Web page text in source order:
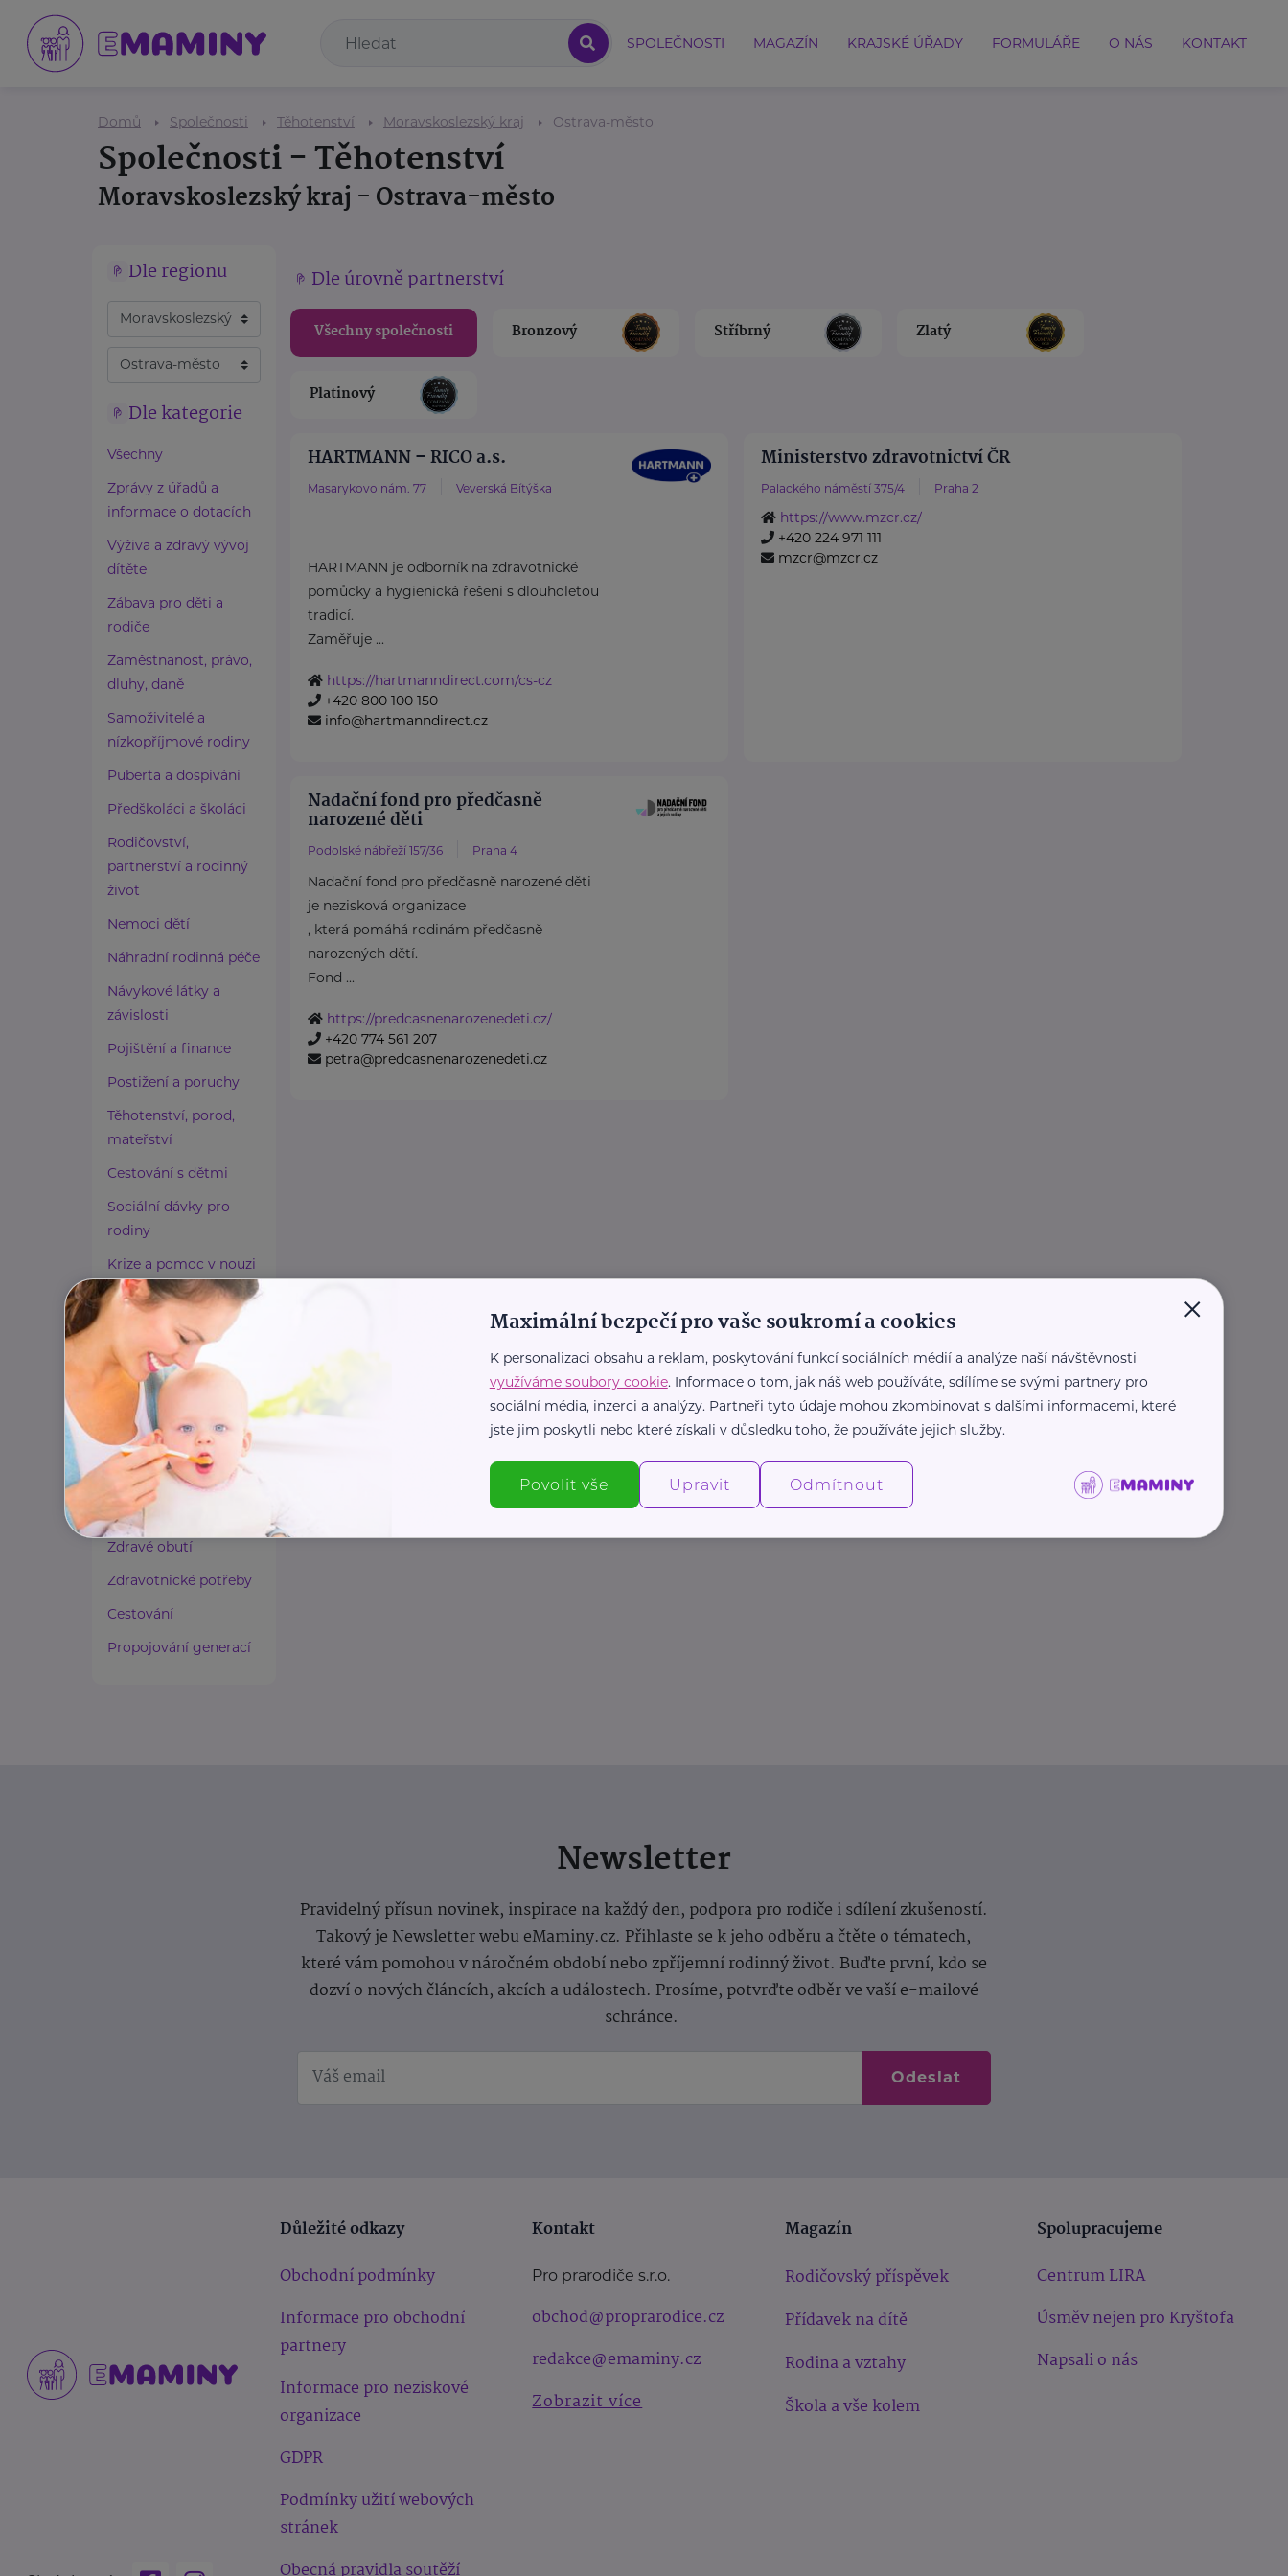
SPOLEČNOSTI MAGAZÍN KRAJSKÉ ÚŘADY FORMULÁŘE O NÁS KONTAKT
Domů Společnosti Těhotenství Moravskoslezský kraj Ostrava-město
Společnosti - Těhotenství
Moravskoslezský kraj - Ostrava-město
Dle regionu
Dle kategorie
Všechny
Zprávy z úřadů a
informace o dotacích
Výživa a zdravý vývoj
dítěte
Zábava pro děti a
rodiče
Zaměstnanost, právo,
dluhy, daně
Samoživitelé a
nízkopříjmové rodiny
Puberta a dospívání
Předškoláci a školáci
Rodičovství,
partnerství a rodinný
život
Nemoci dětí
Náhradní rodinná péče
Návykové látky a
závislosti
Pojištění a finance
Postižení a poruchy
Těhotenství, porod,
mateřství
Cestování s dětmi
Sociální dávky pro
rodiny
Krize a pomoc v nouzi
Paliativní péče
Rady a tipy
Harmonie duše a těla
Zaměstnávání osob ze
zdravotním
postižením
Lázeňství a wellness
Zdravé spaní a sezení
Zdravé obutí
Zdravotnické potřeby
Cestování
Propojování generací
Dle úrovně partnerství
Všechny společnosti Bronzový Stříbrný Zlatý
Platinový
HARTMANN – RICO a.s.
Masarykovo nám. 77 Veverská Bítýška
HARTMANN je odborník na zdravotnické
pomůcky a hygienická řešení s dlouholetou
tradicí.
Zaměřuje ...
https://hartmanndirect.com/cs-cz
+420 800 100 150
info@hartmanndirect.cz
Ministerstvo zdravotnictví ČR
Palackého náměstí 375/4 Praha 2
https://www.mzcr.cz/
+420 224 971 111
mzcr@mzcr.cz
Nadační fond pro předčasně
narozené děti
Podolské nábřeží 157/36 Praha 4
Nadační fond pro předčasně narozené děti
je nezisková organizace
, která pomáhá rodinám předčasně
narozených dětí.
Fond ...
https://predcasnenarozenedeti.cz/
+420 774 561 207
petra@predcasnenarozenedeti.cz
Newsletter
Pravidelný přísun novinek, inspirace na každý den, podpora pro rodiče i sdílení zkušeností.
Takový je Newsletter webu eMaminy.cz. Přihlaste se k jeho odběru a čtěte o tématech,
které vám pomohou v náročném období nebo zpříjemní rodinný život. Buďte první, kdo se
dozví o nových článcích, akcích a událostech. Prosíme, potvrďte odběr ve vaší e-mailové
schránce.
Odeslat
Důležité odkazy
Obchodní podmínky
Informace pro obchodní
partnery
Informace pro neziskové
organizace
GDPR
Podmínky užití webových
stránek
Obecná pravidla soutěží
Kontakt
Pro prarodiče s.r.o.
obchod@proprarodice.cz
redakce@emaminy.cz
Zobrazit více
Magazín
Rodičovský příspěvek
Přídavek na dítě
Rodina a vztahy
Škola a vše kolem
Spolupracujeme
Centrum LIRA
Úsměv nejen pro Kryštofa
Napsali o nás
×
Maximální bezpečí pro vaše soukromí a cookies
K personalizaci obsahu a reklam, poskytování funkcí sociálních médií a analýze naší návštěvnosti
využíváme soubory cookie. Informace o tom, jak náš web používáte, sdílíme se svými partnery pro
sociální média, inzerci a analýzy. Partneři tyto údaje mohou zkombinovat s dalšími informacemi, které
jste jim poskytli nebo které získali v důsledku toho, že používáte jejich služby.
Povolit vše Upravit Odmítnout